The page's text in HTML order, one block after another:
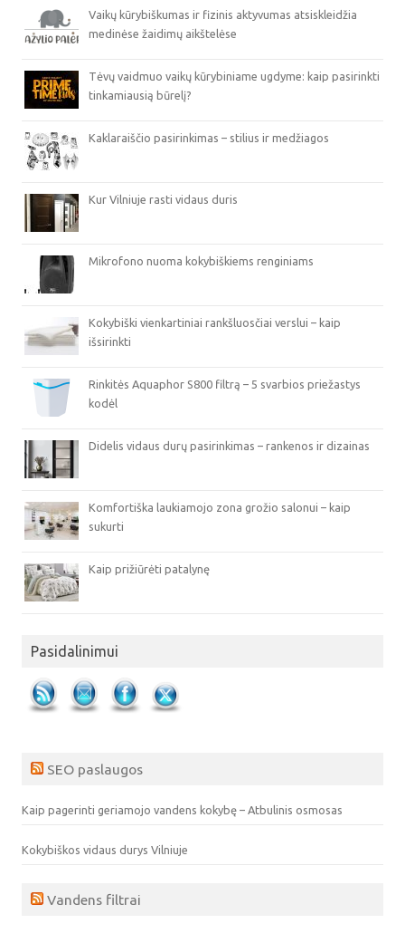
Vaikų kūrybiškumas ir fizinis aktyvumas atsiskleidžia
medinėse žaidimų aikštelėse
Tėvų vaidmuo vaikų kūrybiniame ugdyme: kaip pasirinkti
tinkamiausią būrelį?
Kaklaraiščio pasirinkimas – stilius ir medžiagos
Kur Vilniuje rasti vidaus duris
Mikrofono nuoma kokybiškiems renginiams
Kokybiški vienkartiniai rankšluosčiai verslui – kaip
išsirinkti
Rinkitės Aquaphor S800 filtrą – 5 svarbios priežastys
kodėl
Didelis vidaus durų pasirinkimas – rankenos ir dizainas
Komfortiška laukiamojo zona grožio salonui – kaip
sukurti
Kaip prižiūrėti patalynę
Pasidalinimui
SEO paslaugos
Kaip pagerinti geriamojo vandens kokybę – Atbulinis osmosas
Kokybiškos vidaus durys Vilniuje
Vandens filtrai